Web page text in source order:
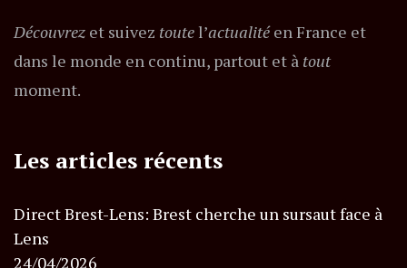
Découvrez et suivez toutel’actualitéen France et
dans le monde en continu, partout et à tout
moment.
Les articles récents
Direct Brest-Lens: Brest cherche un sursaut face à
Lens
24/04/2026